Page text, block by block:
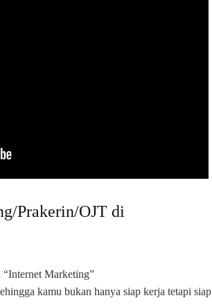
Prakerin/OJT di
Marketing”
kamu bukan hanya siap kerja tetapi siap